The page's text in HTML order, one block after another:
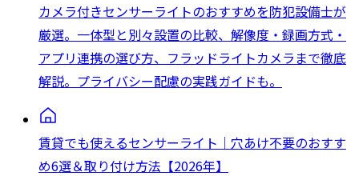
カメラ付きセンサーライトのおすすめを防犯設備士が
厳選。一体型と別々設置の比較、解像度・録画方式・
アプリ連携の選び方、フラッドライトカメラまで徹底
解説。プライバシー配慮の実践ガイドも。
賃貸でも使えるセンサーライト｜穴あけ不要のおすす
め6選＆取り付け方法【2026年】